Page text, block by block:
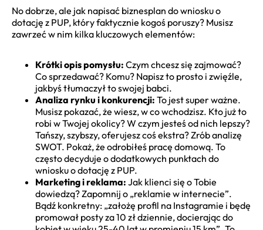
No dobrze, ale jak napisać biznesplan do wniosku o
dotację z PUP, który faktycznie kogoś poruszy? Musisz
zawrzeć w nim kilka kluczowych elementów:
Krótki opis pomysłu: Czym chcesz się zajmować?
Co sprzedawać? Komu? Napisz to prosto i zwięźle,
jakbyś tłumaczył to swojej babci.
Analiza rynku i konkurencji: To jest super ważne.
Musisz pokazać, że wiesz, w co wchodzisz. Kto już to
robi w Twojej okolicy? W czym jesteś od nich lepszy?
Tańszy, szybszy, oferujesz coś ekstra? Zrób analizę
SWOT. Pokaż, że odrobiłeś pracę domową. To
często decyduje o dodatkowych punktach do
wniosku o dotację z PUP.
Marketing i reklama: Jak klienci się o Tobie
dowiedzą? Zapomnij o „reklamie w internecie”.
Bądź konkretny: „założę profil na Instagramie i będę
promował posty za 10 zł dziennie, docierając do